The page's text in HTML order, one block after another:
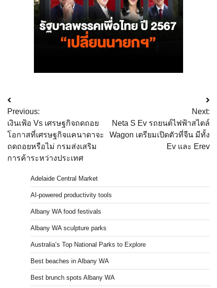
Post
navigation
Previous:
เงินเฟ้อ Vs เศรษฐกิจถดถอย
โอกาสที่เศรษฐกิจแคนาดาจะ
ถดถอยหรือไม่ กรมส่งเสริม
การค้าระหว่างประเทศ
Next:
Neta S Ev รถยนต์ไฟฟ้าสไตล์
Wagon เตรียมเปิดตัวที่จีน มีทั้ง
Ev และ Erev
Adelaide Central Market
AI-powered productivity tools
Albany WA food festivals
Albany WA sculpture parks
Australia’s Top National Parks to Explore
Best beaches in Albany WA
Best brunch spots Albany WA